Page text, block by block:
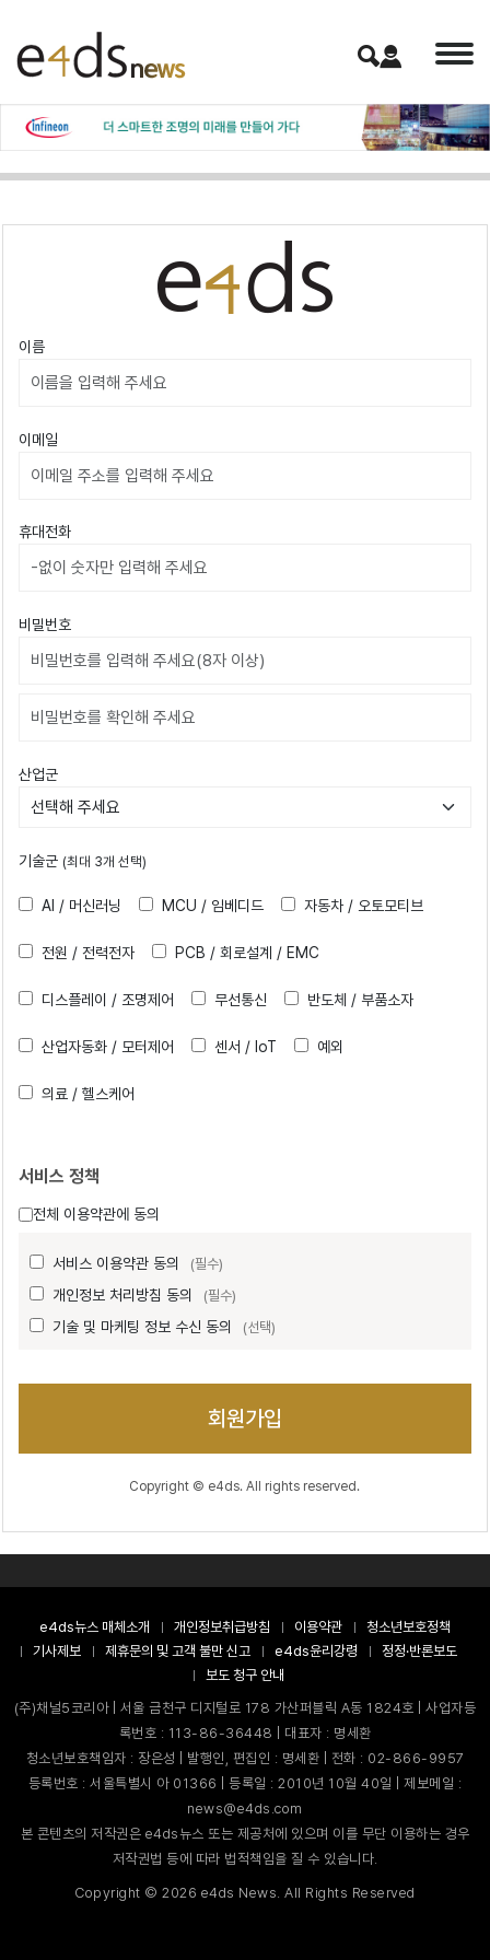
이름
이메일
휴대전화
비밀번호
비밀번호확인
산업군
기술군 (최대 3개 선택)
AI / 머신러닝 MCU / 임베디드 자동차 / 오토모티브
전원 / 전력전자 PCB / 회로설계 / EMC
디스플레이 / 조명제어 무선통신 반도체 / 부품소자
산업자동화 / 모터제어 센서 / IoT 예외
의료 / 헬스케어
서비스 정책
전체 이용약관에 동의
서비스 이용약관 동의 (필수)
개인정보 처리방침 동의 (필수)
기술 및 마케팅 정보 수신 동의 (선택)
회원가입
Copyright © e4ds. All rights reserved.
e4ds뉴스 매체소개 개인정보취급방침 이용약관
청소년보호정책
기사제보
제휴문의 및 고객 불만 신고 e4ds윤리강령
정정·반론보도
보도 청구 안내
(주)채널5코리아 | 서울 금천구 디지털로 178 가산퍼블릭 A동 1824호 | 사업자등
록번호 : 113-86-36448 | 대표자 : 명세환
청소년보호책임자 : 장은성 | 발행인, 편집인 : 명세환 | 전화 : 02-866-9957
등록번호 : 서울특별시 아 01366 | 등록일 : 2010년 10월 40일 | 제보메일 :
news@e4ds.com
본 콘텐츠의 저작권은 e4ds뉴스 또는 제공처에 있으며 이를 무단 이용하는 경우
저작권법 등에 따라 법적책임을 질 수 있습니다.
Copyright ©2026 e4ds News. All Rights Reserved